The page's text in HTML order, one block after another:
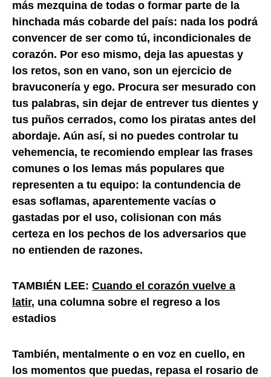
más mezquina de todas o formar parte de la
hinchada más cobarde del país: nada los podrá
convencer de ser como tú, incondicionales de
corazón. Por eso mismo, deja las apuestas y
los retos, son en vano, son un ejercicio de
bravuconería y ego. Procura ser mesurado con
tus palabras, sin dejar de entrever tus dientes y
tus puños cerrados, como los piratas antes del
abordaje. Aún así, si no puedes controlar tu
vehemencia, te recomiendo emplear las frases
comunes o los lemas más populares que
representen a tu equipo: la contundencia de
esas soflamas, aparentemente vacías o
gastadas por el uso, colisionan con más
certeza en los pechos de los adversarios que
no entienden de razones.
TAMBIÉN LEE: Cuando el corazón vuelve a
latir, una columna sobre el regreso a los
estadios
También, mentalmente o en voz en cuello, en
los momentos que puedas, repasa el rosario de